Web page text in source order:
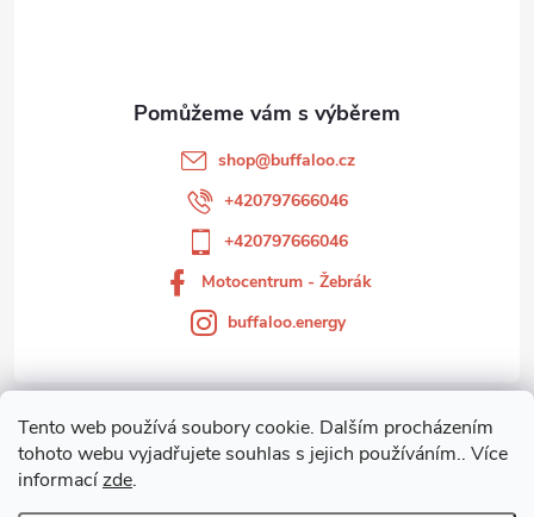
Tento web používá soubory cookie. Dalším procházením
tohoto webu vyjadřujete souhlas s jejich používáním.. Více
informacízde.
Zákaznický servis
shop@buffaloo.cz
+420797666046
+420797666046
Motocentrum - Žebrák
buffaloo.energy